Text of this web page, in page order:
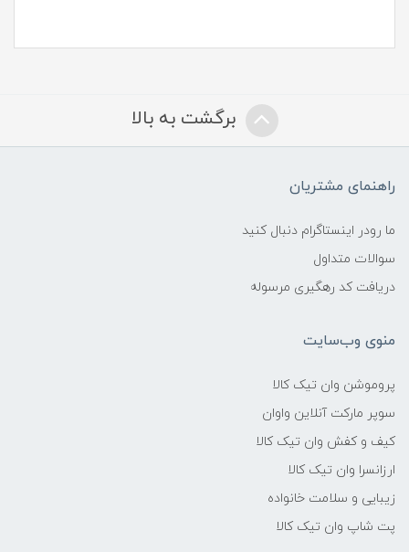
برگشت به بالا
راهنمای مشتریان
ما رودر اینستاگرام دنبال کنید
سوالات متداول
دریافت کد رهگیری مرسوله
منوی وب‌سایت
پروموشن وان تیک کالا
سوپر مارکت آنلاین واوان
کیف و کفش وان تیک کالا
ارزانسرا وان تیک کالا
زیبایی و سلامت خانواده
پت شاپ وان تیک کالا